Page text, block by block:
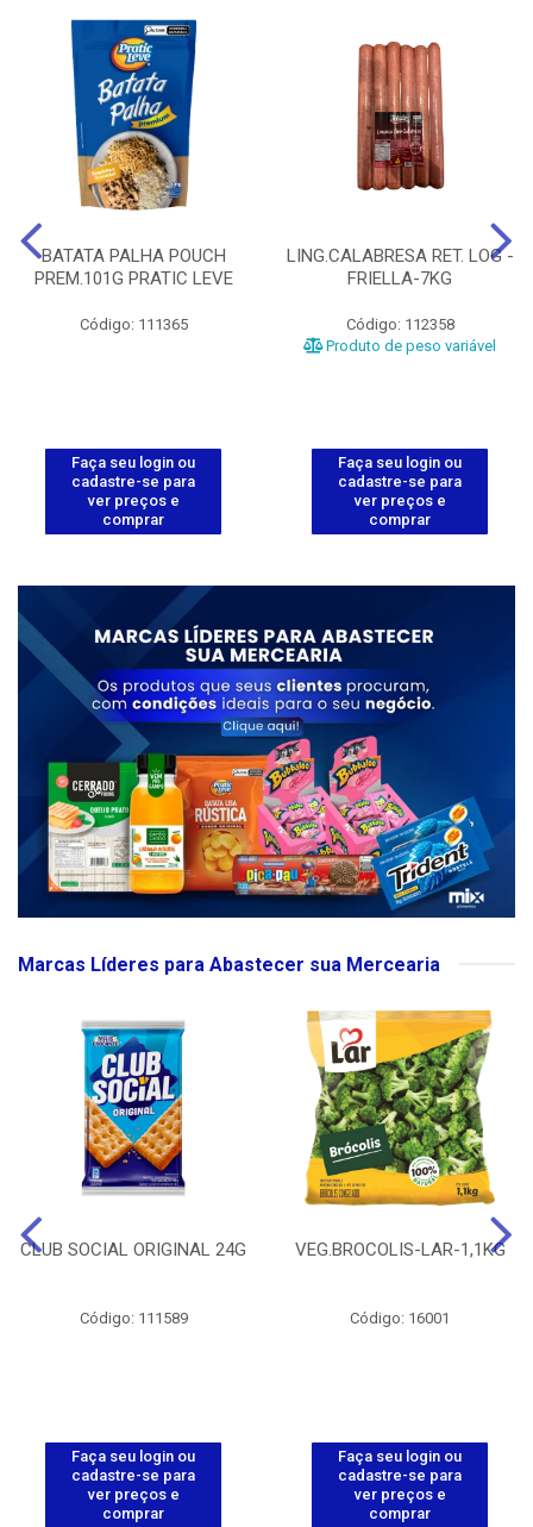
BATATA PALHA POUCH
PREM.101G PRATIC LEVE
Código: 111365
Faça seu login ou
cadastre-se para
ver preços e
comprar
LING.CALABRESA RET. LOG -
FRIELLA-7KG
Código: 112358
Produto de peso variável
Faça seu login ou
cadastre-se para
ver preços e
comprar
Marcas Líderes para Abastecer sua Mercearia
CLUB SOCIAL ORIGINAL 24G
Código: 111589
Faça seu login ou
cadastre-se para
ver preços e
comprar
VEG.BROCOLIS-LAR-1,1KG
Código: 16001
Faça seu login ou
cadastre-se para
ver preços e
comprar